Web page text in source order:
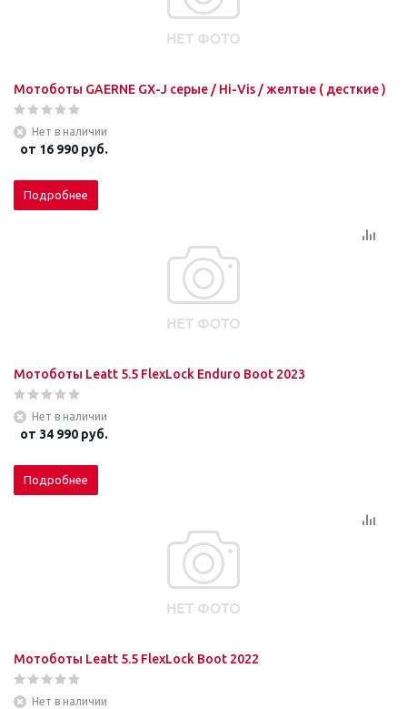
Мотоботы GAERNE GX-J серые / Hi-Vis / желтые ( десткие )
Нет в наличии
от 16 990 руб.
Подробнее
Мотоботы Leatt 5.5 FlexLock Enduro Boot 2023
Нет в наличии
от 34 990 руб.
Подробнее
Мотоботы Leatt 5.5 FlexLock Boot 2022
Нет в наличии